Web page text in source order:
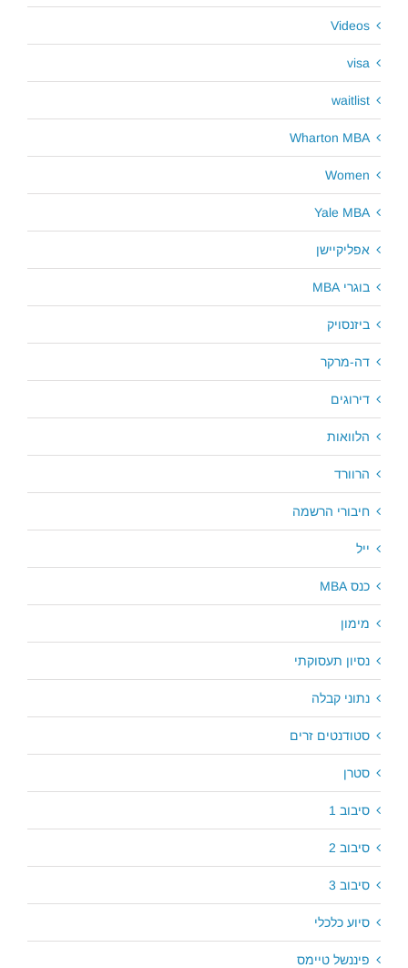
Videos
visa
waitlist
Wharton MBA
Women
Yale MBA
אפליקיישן
בוגרי MBA
ביזנסויק
דה-מרקר
דירוגים
הלוואות
הרוורד
חיבורי הרשמה
ייל
כנס MBA
מימון
נסיון תעסוקתי
נתוני קבלה
סטודנטים זרים
סטרן
סיבוב 1
סיבוב 2
סיבוב 3
סיוע כלכלי
פיננשל טיימס